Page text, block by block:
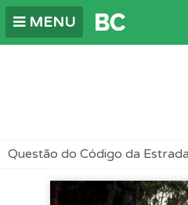
MENU
Questão do Código da